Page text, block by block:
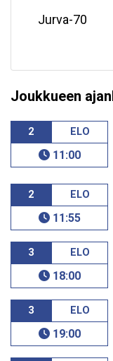
Jurva-70
Joukkueen
2 ELO
11:00
2 ELO
11:55
3 ELO
18:00
3 ELO
19:00